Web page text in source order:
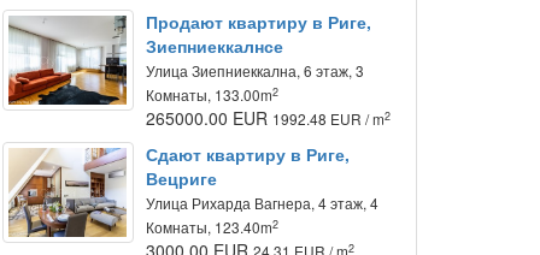
Продают квартиру в Риге,
Зиепниеккалнсе
Улица Зиепниеккална, 6 этаж, 3
Комнаты, 133.00m2
265000.00 EUR 1992.48 EUR / m2
Сдают квартиру в Риге,
Вецриге
Улица Рихарда Вагнера, 4 этаж, 4
Комнаты, 123.40m2
2